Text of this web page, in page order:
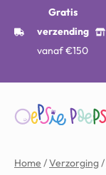
Gratis
verzending
vanaf €150
Home /Verzorging/